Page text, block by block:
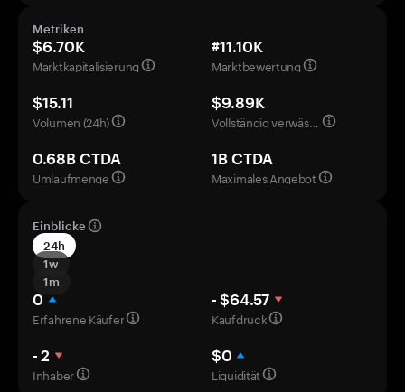
Metriken
$6.70K
Marktkapitalisierung
#11.10K
Marktbewertung
$15.11
Volumen (24h)
$9.89K
Vollständig verwässerte Bewertung
0.68B CTDA
Umlaufmenge
1B CTDA
Maximales Angebot
Einblicke
24h
1w
1m
0
Erfahrene Käufer
- $64.57
Kaufdruck
- 2
Inhaber
$0
Liquidität